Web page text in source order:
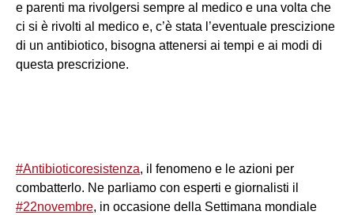
e parenti ma rivolgersi sempre al medico e una volta che
ci si è rivolti al medico e, c’è stata l’eventuale prescizione
di un antibiotico, bisogna attenersi ai tempi e ai modi di
questa prescrizione.
#Antibioticoresistenza, il fenomeno e le azioni per
combatterlo. Ne parliamo con esperti e giornalisti il
#22novembre, in occasione della Settimana mondiale